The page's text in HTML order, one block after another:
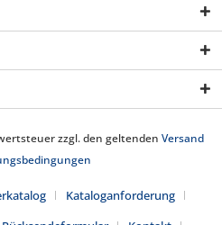
zzgl. den geltenden Versand
Kataloganforderung